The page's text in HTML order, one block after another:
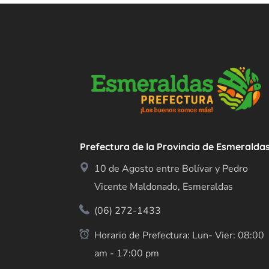
Prefectura de la Provincia de
10 de Agosto entre Bolívar y Pedro
Vicente Maldonado, Esmeraldas
(06) 272-1433
Horario de Prefectura: Lun- Vier: 08:00
am - 17:00 pm